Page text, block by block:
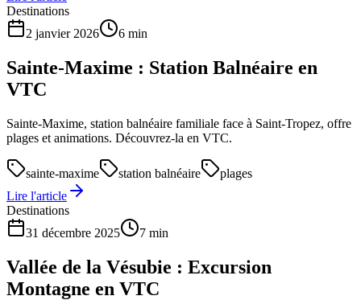
Destinations
2 janvier 2026
6 min
Sainte-Maxime : Station Balnéaire en
VTC
Sainte-Maxime, station balnéaire familiale face à Saint-Tropez, offre
plages et animations. Découvrez-la en VTC.
sainte-maxime station balnéaire
plages
Lire l'article
Destinations
31 décembre 2025
7 min
Vallée de la Vésubie : Excursion
Montagne en VTC